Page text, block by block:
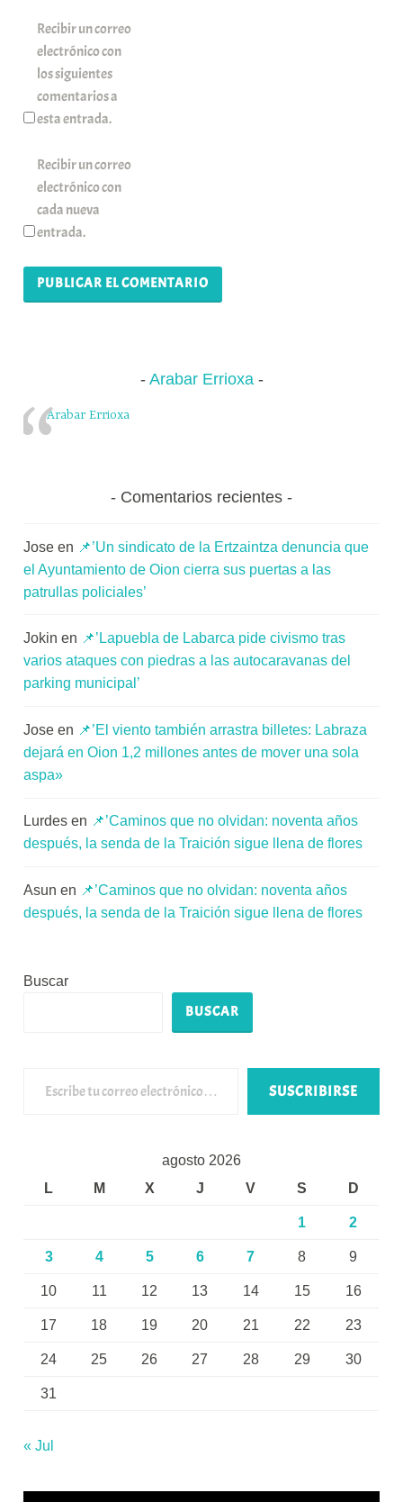
Recibir un correo
electrónico con
los siguientes
comentarios a
esta entrada.
Recibir un correo
electrónico con
cada nueva
entrada.
Arabar Errioxa
Arabar Errioxa
Comentarios recientes
Jose en 📌’Un sindicato de la Ertzaintza denuncia que
el Ayuntamiento de Oion cierra sus puertas a las
patrullas policiales’
Jokin en 📌’Lapuebla de Labarca pide civismo tras
varios ataques con piedras a las autocaravanas del
parking municipal’
Jose en 📌’El viento también arrastra billetes: Labraza
dejará en Oion 1,2 millones antes de mover una sola
aspa»
Lurdes en 📌’Caminos que no olvidan: noventa años
después, la senda de la Traición sigue llena de flores
Asun en 📌’Caminos que no olvidan: noventa años
después, la senda de la Traición sigue llena de flores
Buscar
BUSCAR
SUSCRIBIRSE
agosto 2026
L
M X J V S D
1 2
3 4 5 6 7 8 9
10 11 12 13 14 15 16
17 18 19 20 21 22 23
24 25 26 27 28 29 30
31
« Jul